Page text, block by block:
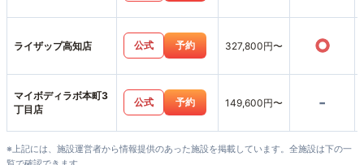
ライザップ高知店 公式 予約 327,800円〜 ○
マイボディラボ本町3
丁目店
公式 予約 149,600円〜 -
※上記には、施設運営者から情報提供のあった施設を掲載しています。全施設は下の一